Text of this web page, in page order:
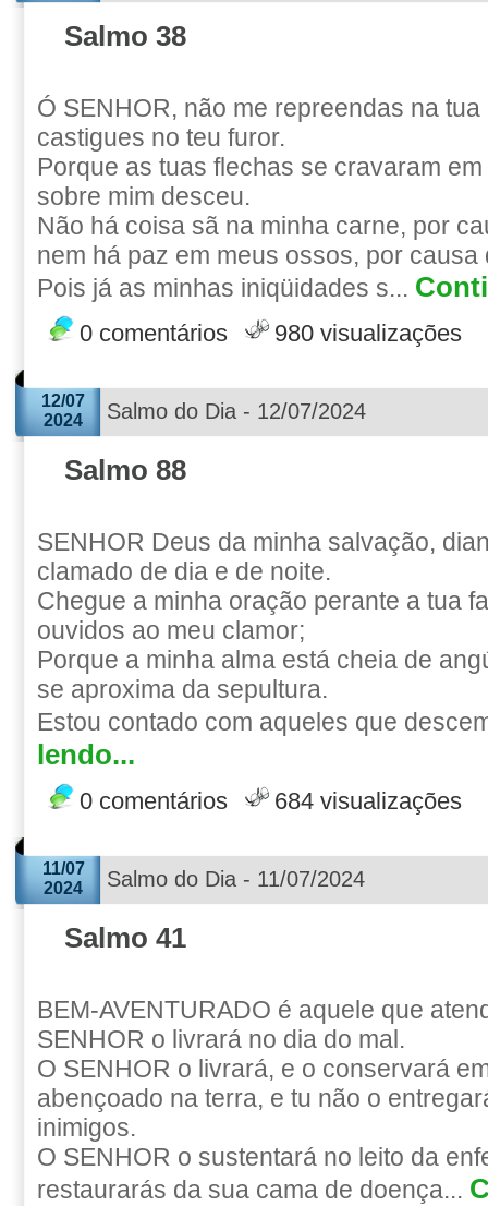
Salmo 38
Ó SENHOR, não me repreendas na tua
castigues no teu furor.
Porque as tuas flechas se cravaram
sobre mim desceu.
Não há coisa sã na minha carne, por
nem há paz em meus ossos, por causa
Pois já as minhas iniqüidades s...
0 comentários 980 visualizações
12/07
2024
Salmo do Dia - 12/07/2024
Salmo 88
SENHOR Deus da minha salvação,
clamado de dia e de noite.
Chegue a minha oração perante a tua
ouvidos ao meu clamor;
Porque a minha alma está cheia de
se aproxima da sepultura.
Estou contado com aqueles que
lendo...
0 comentários 684 visualizações
11/07
2024
Salmo do Dia - 11/07/2024
Salmo 41
BEM-AVENTURADO é aquele que
SENHOR o livrará no dia do mal.
O SENHOR o livrará, e o conservará
abençoado na terra, e tu não o
inimigos.
O SENHOR o sustentará no leito da
restaurarás da sua cama de doença...